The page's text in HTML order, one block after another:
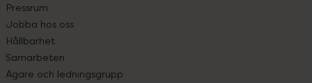
Pressrum
Jobba hos oss
Hållbarhet
Samarbeten
Ägare och ledningsgrupp